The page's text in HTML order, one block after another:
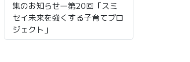
集のお知らせー第20回「スミ
セイ未来を強くする子育てプロ
ジェクト」